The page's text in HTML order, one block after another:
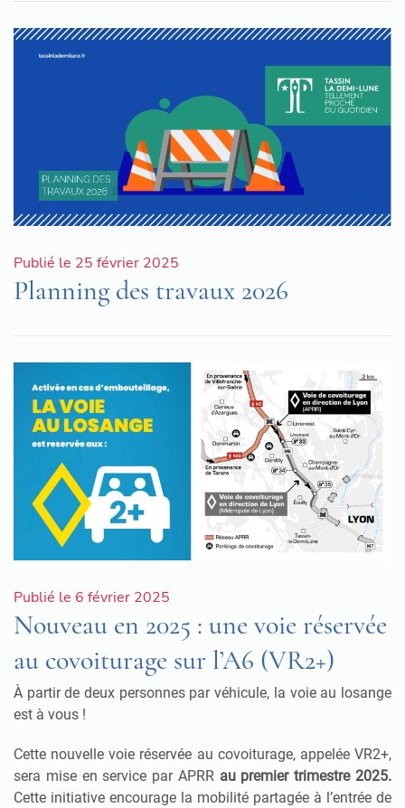
Publié le 25 février 2025
Planning des travaux 2026
Publié le 6 février 2025
Nouveau en 2025 : une voie réservée
au covoiturage sur l’A6 (VR2+)
À partir de deux personnes par véhicule, la voie au losange
est à vous !
Cette nouvelle voie réservée au covoiturage, appelée VR2+,
sera mise en service par APRR au premier trimestre 2025.
Cette initiative encourage la mobilité partagée à l’entrée de